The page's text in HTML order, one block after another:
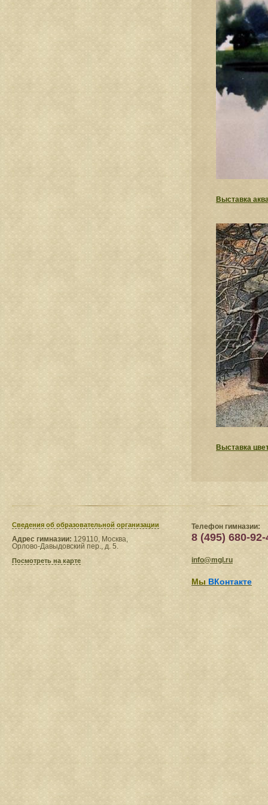
Выставка
Выставка
Сведения​ об образовательной организации
Адрес гимназии: 129110, Москва,
Орлово-Давыдовский пер., д. 5.
Посмотреть на карте
Телефон гимназии:
8 (495) 680-92-
info@mgl.ru
Мы ВКонтакте